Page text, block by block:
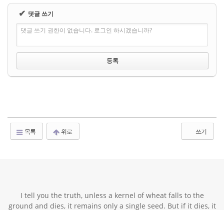
✔ 댓글 쓰기
댓글 쓰기 권한이 없습니다. 로그인 하시겠습니까?
목록 위로 쓰기
I tell you the truth, unless a kernel of wheat falls to the
ground and dies, it remains only a single seed. But if it dies, it